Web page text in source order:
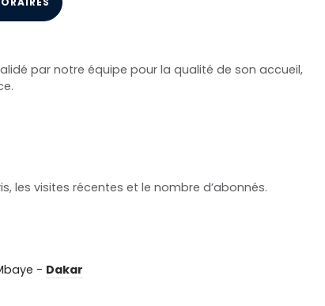
par notre équipe pour la qualité de son accueil,
les visites récentes et le nombre d’abonnés.
- Dakar